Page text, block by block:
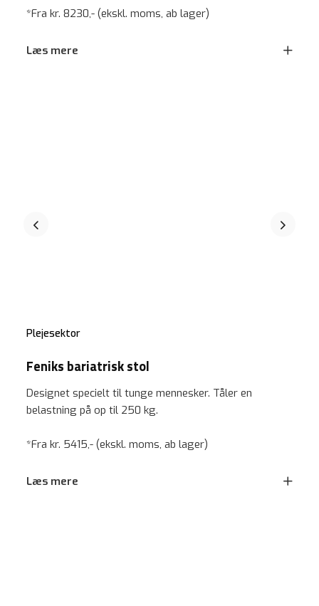
*Fra kr. 8230,- (ekskl. moms, ab lager)
Læs mere
Plejesektor
Feniks bariatrisk stol
Designet specielt til tunge mennesker. Tåler en
belastning på op til 250 kg.
*Fra kr. 5415,- (ekskl. moms, ab lager)
Læs mere